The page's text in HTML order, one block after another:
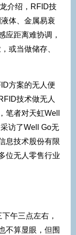
介绍，RFID技
体、金属易衰
应距离难协调，
或当做储存、
方案的无人便
技术做无人
笔者对天虹Well
访了Well Go无
息技术股份有限
位无人零售行业
午三点左右，
不算显眼，但围